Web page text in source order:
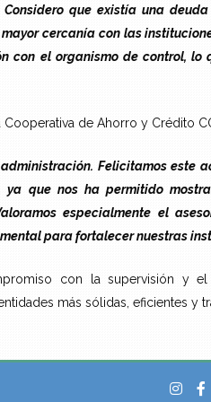
Considero que existía una
cercanía con las
con el organismo de control, lo
de Ahorro y Crédito
Felicitamos este
ya que nos ha permitido
especialmente el
para fortalecer nuestras
con la supervisión y
más sólidas, eficientes y